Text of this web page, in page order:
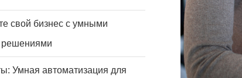
свой бизнес с умными
Умная автоматизация для